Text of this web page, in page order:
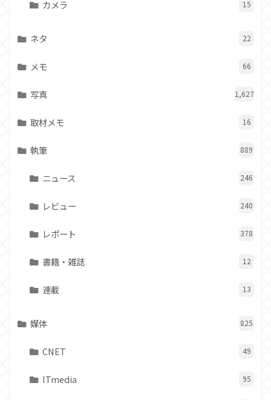
カメラ 15
ネタ 22
メモ 66
写真 1,627
取材メモ 16
執筆 889
ニュース 246
レビュー 240
レポート 378
書籍・雑誌 12
連載 13
媒体 825
CNET 49
ITmedia 95